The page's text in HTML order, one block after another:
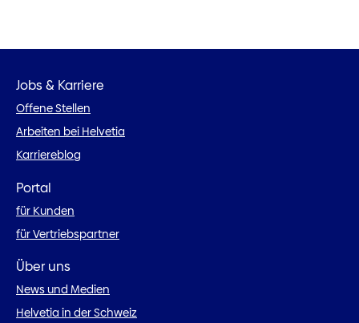
Jobs & Karriere
Offene Stellen
Arbeiten bei Helvetia
Karriereblog
Portal
für Kunden
für Vertriebspartner
Über uns
News und Medien
Helvetia in der Schweiz